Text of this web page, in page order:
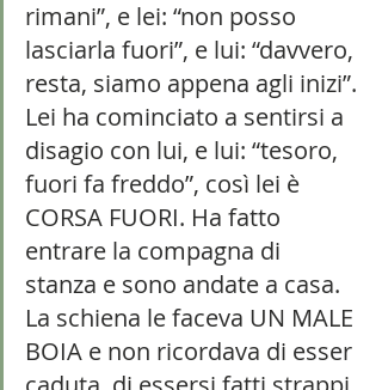
rimani”, e lei: “non posso
lasciarla fuori”, e lui: “davvero,
resta, siamo appena agli inizi”.
Lei ha cominciato a sentirsi a
disagio con lui, e lui: “tesoro,
fuori fa freddo”, così lei è
CORSA FUORI. Ha fatto
entrare la compagna di
stanza e sono andate a casa.
La schiena le faceva UN MALE
BOIA e non ricordava di esser